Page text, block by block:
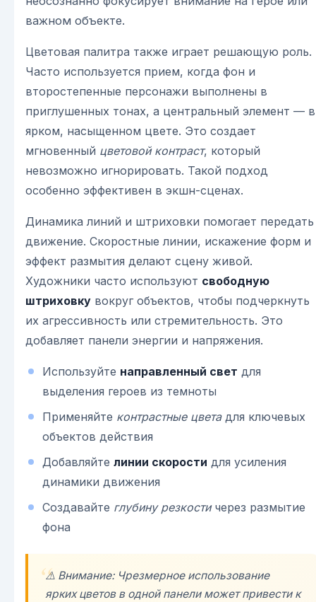
важном объекте.
Цветовая палитра также играет решающую роль.
Часто используется прием, когда фон и
второстепенные персонажи выполнены в
приглушенных тонах, а центральный элемент — в
ярком, насыщенном цвете. Это создает
мгновенный цветовой контраст, который
невозможно игнорировать. Такой подход
особенно эффективен в экшн-сценах.
Динамика линий и штриховки помогает передать
движение. Скоростные линии, искажение форм и
эффект размытия делают сцену живой.
Художники часто используют свободную
штриховку вокруг объектов, чтобы подчеркнуть
их агрессивность или стремительность. Это
добавляет панели энергии и напряжения.
Используйте направленный свет для
выделения героев из темноты
Применяйте контрастные цветадля ключевых
объектов действия
Добавляйте линии скорости для усиления
динамики движения
Создавайте глубину резкостичерез размытие
фона
⚠️ Внимание: Чрезмерное использование
ярких цветов в одной панели может привести к